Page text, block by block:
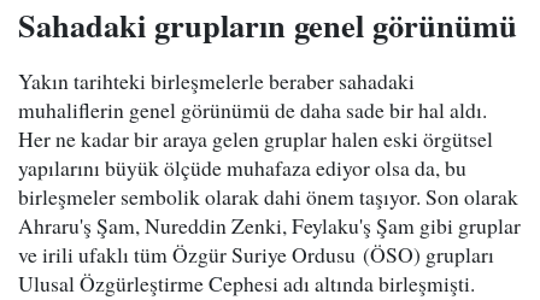
Sahadaki grupların genel görünümü
Yakın tarihteki birleşmelerle beraber sahadaki
muhaliflerin genel görünümü de daha sade bir hal aldı.
Her ne kadar bir araya gelen gruplar halen eski örgütsel
yapılarını büyük ölçüde muhafaza ediyor olsa da, bu
birleşmeler sembolik olarak dahi önem taşıyor. Son olarak
Ahraru'ş Şam, Nureddin Zenki, Feylaku'ş Şam gibi gruplar
ve irili ufaklı tüm Özgür Suriye Ordusu (ÖSO) grupları
Ulusal Özgürleştirme Cephesi adı altında birleşmişti.